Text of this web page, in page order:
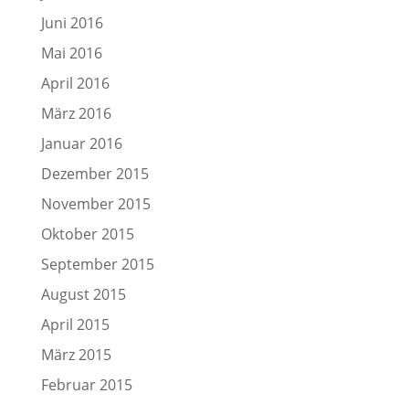
Juni 2016
Mai 2016
April 2016
März 2016
Januar 2016
Dezember 2015
November 2015
Oktober 2015
September 2015
August 2015
April 2015
März 2015
Februar 2015